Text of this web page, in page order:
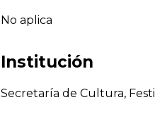
No aplica
Institución
Secretaría de Cultura,